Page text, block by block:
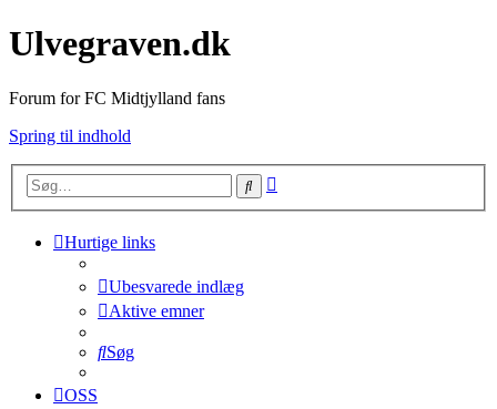
Ulvegraven.dk
Forum for FC Midtjylland fans
Spring til indhold
Søg
Hurtige links
Ubesvarede indlæg
Aktive emner
Søg
OSS